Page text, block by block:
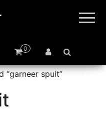
0
“garneer spuit”